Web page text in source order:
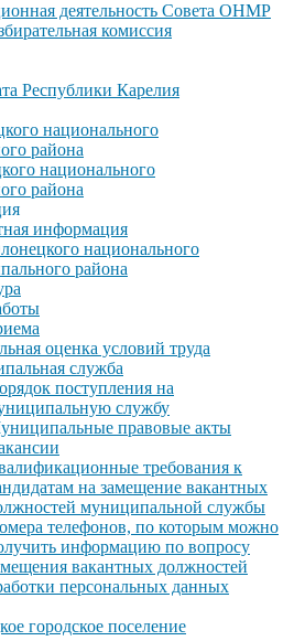
деятельность Совета ОНМР
комиссия
Республики Карелия
национального
района
национального
района
информация
национального
района
оценка условий труда
служба
поступления на
службу
правовые акты
требования к
на замещение вакантных
муниципальной службы
телефонов, по которым можно
информацию по вопросу
вакантных должностей
персональных данных
городское поселение